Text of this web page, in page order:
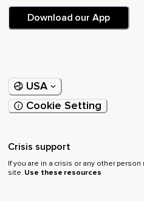
Dass Du eins mit allem bist.
Wie es sich anfühlt,
Der tiefe Frieden mit Dir selbst.
Ein Leben im Einklang und in
Wenn Du magst,
Dann sprich mir nach.
Download our App
USA
Cookie Setting
Crisis support
If you are in a crisis or any other
site. Use these resources